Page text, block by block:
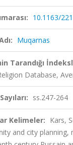
10.1163/
Muqarnas
Tarandığı
Database,
ss.247-264
Kelimeler: Kars,
and city